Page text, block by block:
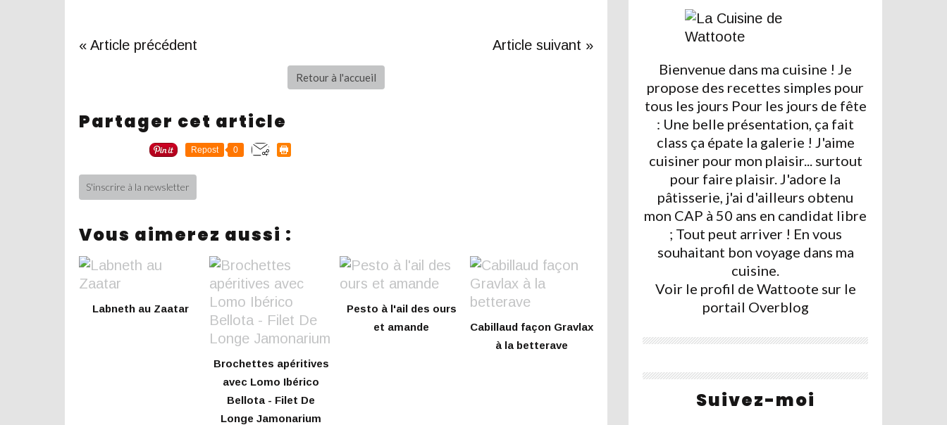
« Article précédent Article suivant »
Retour à l'accueil
Partager cet article
Repost 0
S'inscrire à la newsletter
Vous aimerez aussi :
Labneth au Zaatar
Brochettes apéritives
avec Lomo Ibérico
Bellota - Filet De
Longe Jamonarium
Pesto à l'ail des ours
et amande
Cabillaud façon Gravlax
à la betterave
Bienvenue dans ma cuisine ! Je
propose des recettes simples pour
tous les jours Pour les jours de fête
: Une belle présentation, ça fait
class ça épate la galerie ! J'aime
cuisiner pour mon plaisir... surtout
pour faire plaisir. J'adore la
pâtisserie, j'ai d'ailleurs obtenu
mon CAP à 50 ans en candidat libre
; Tout peut arriver ! En vous
souhaitant bon voyage dans ma
cuisine.
Voir le profil de Wattoote sur le
portail Overblog
Suivez-moi